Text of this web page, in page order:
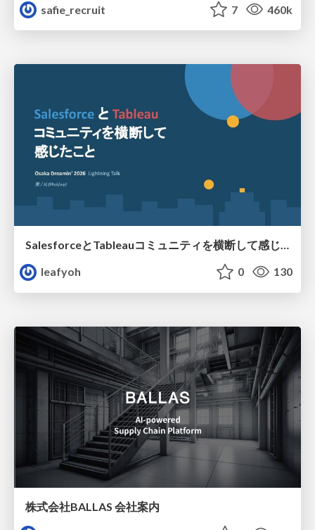
safie_recruit
7 460k
SalesforceとTableauコミュニティを横断して感じたこと（Osaka Dreamin）
leafyoh
0 130
株式会社BALLAS 会社案内